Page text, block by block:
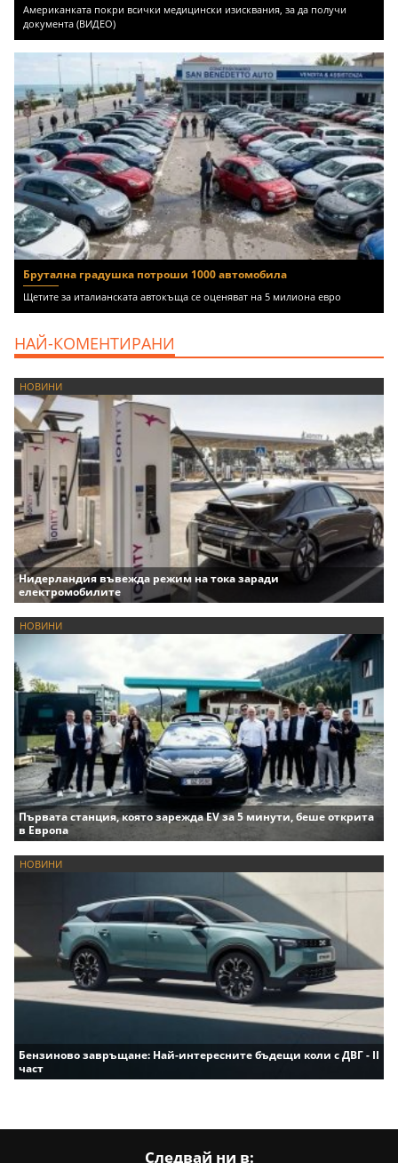
Американката покри всички медицински изисквания, за да получи
документа (ВИДЕО)
Брутална градушка потроши 1000 автомобила
Щетите за италианската автокъща се оценяват на 5 милиона евро
НАЙ-КОМЕНТИРАНИ
НОВИНИ
Нидерландия въвежда режим на тока заради
електромобилите
НОВИНИ
Първата станция, която зарежда EV за 5 минути, беше открита
в Европа
НОВИНИ
Бензиново завръщане: Най-интересните бъдещи коли с ДВГ - II
част
Следвай ни в: